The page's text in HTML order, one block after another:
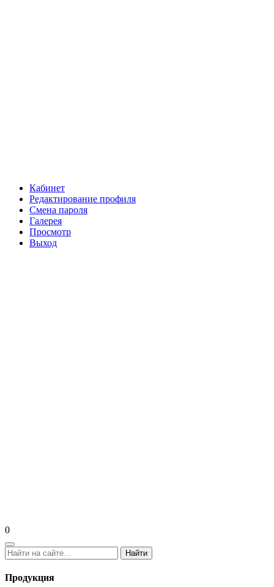
Кабинет
Редактирование профиля
Смена пароля
Галерея
Просмотр
Выход
0
Найти
Продукция